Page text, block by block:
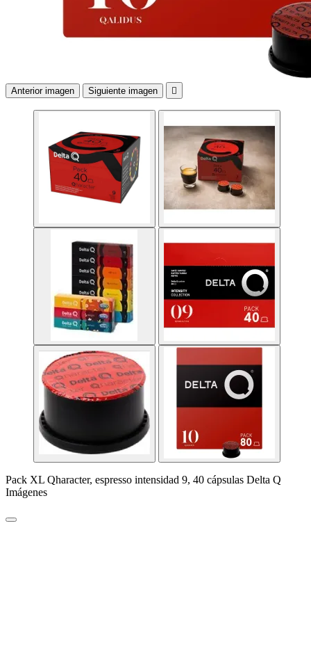
Anterior imagen Siguiente imagen 
Pack XL Qharacter, espresso intensidad 9, 40 cápsulas Delta Q
Imágenes